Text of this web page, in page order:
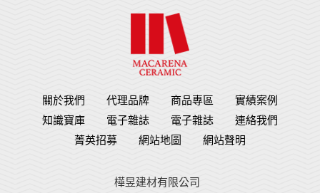
關於我們 代理品牌 商品專區
實績案例
知識寶庫
電子雜誌 電子雜誌
連絡我們
菁英招募
網站地圖 網站聲明
樺昱建材有限公司